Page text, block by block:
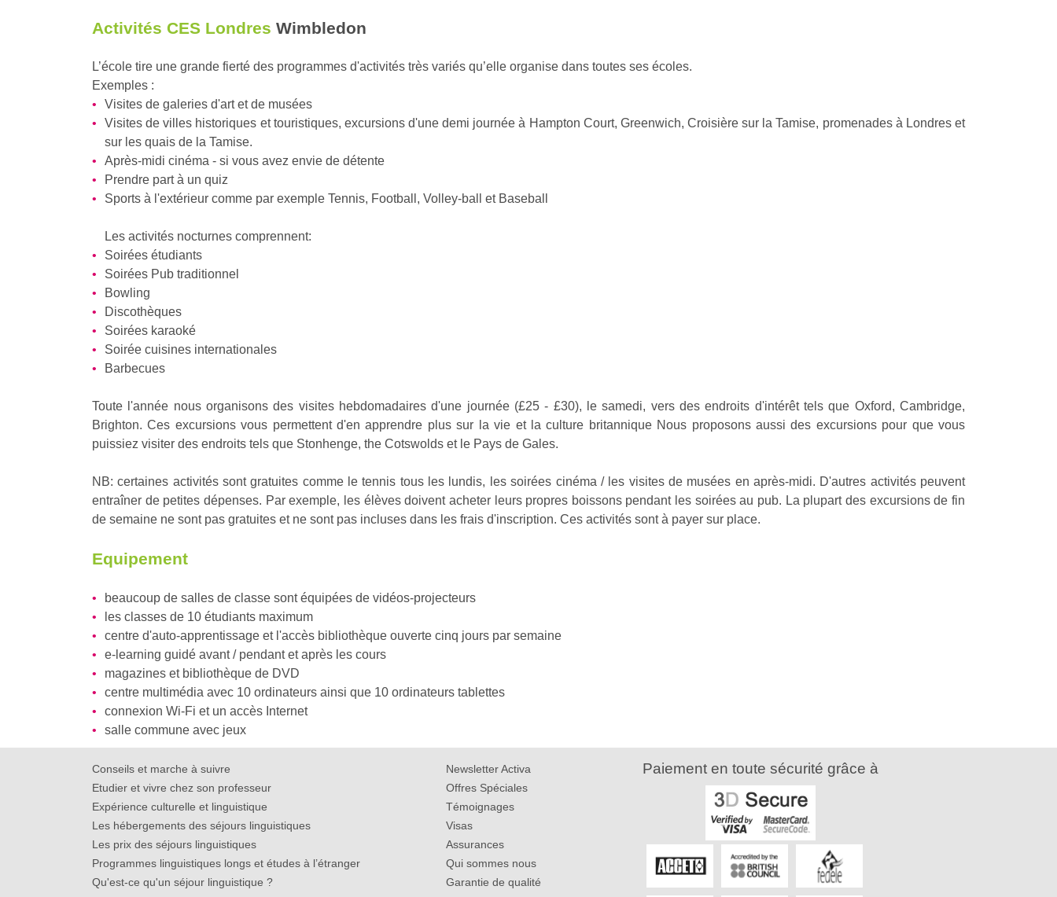
Activités CES Londres Wimbledon
L’école tire une grande fierté des programmes d'activités très variés qu’elle organise dans toutes ses écoles.
Exemples :
Visites de galeries d'art et de musées
Visites de villes historiques et touristiques, excursions d'une demi journée à Hampton Court, Greenwich, Croisière sur la Tamise, promenades à Londres et
sur les quais de la Tamise.
Après-midi cinéma - si vous avez envie de détente
Prendre part à un quiz
Sports à l'extérieur comme par exemple Tennis, Football, Volley-ball et Baseball
Les activités nocturnes comprennent:
Soirées étudiants
Soirées Pub traditionnel
Bowling
Discothèques
Soirées karaoké
Soirée cuisines internationales
Barbecues
Toute l'année nous organisons des visites hebdomadaires d'une journée (£25 - £30), le samedi, vers des endroits d'intérêt tels que Oxford, Cambridge,
Brighton. Ces excursions vous permettent d'en apprendre plus sur la vie et la culture britannique Nous proposons aussi des excursions pour que vous
puissiez visiter des endroits tels que Stonhenge, the Cotswolds et le Pays de Gales.
NB: certaines activités sont gratuites comme le tennis tous les lundis, les soirées cinéma / les visites de musées en après-midi. D'autres activités peuvent
entraîner de petites dépenses. Par exemple, les élèves doivent acheter leurs propres boissons pendant les soirées au pub. La plupart des excursions de fin
de semaine ne sont pas gratuites et ne sont pas incluses dans les frais d'inscription. Ces activités sont à payer sur place.
Equipement
beaucoup de salles de classe sont équipées de vidéos-projecteurs
les classes de 10 étudiants maximum
centre d'auto-apprentissage et l'accès bibliothèque ouverte cinq jours par semaine
e-learning guidé avant / pendant et après les cours
magazines et bibliothèque de DVD
centre multimédia avec 10 ordinateurs ainsi que 10 ordinateurs tablettes
connexion Wi-Fi et un accès Internet
salle commune avec jeux
Conseils et marche à suivre
Etudier et vivre chez son professeur
Expérience culturelle et linguistique
Les hébergements des séjours linguistiques
Les prix des séjours linguistiques
Programmes linguistiques longs et études à l’étranger
Qu'est-ce qu'un séjour linguistique ?
Newsletter Activa
Offres Spéciales
Témoignages
Visas
Assurances
Qui sommes nous
Garantie de qualité
Paiement en toute sécurité grâce à